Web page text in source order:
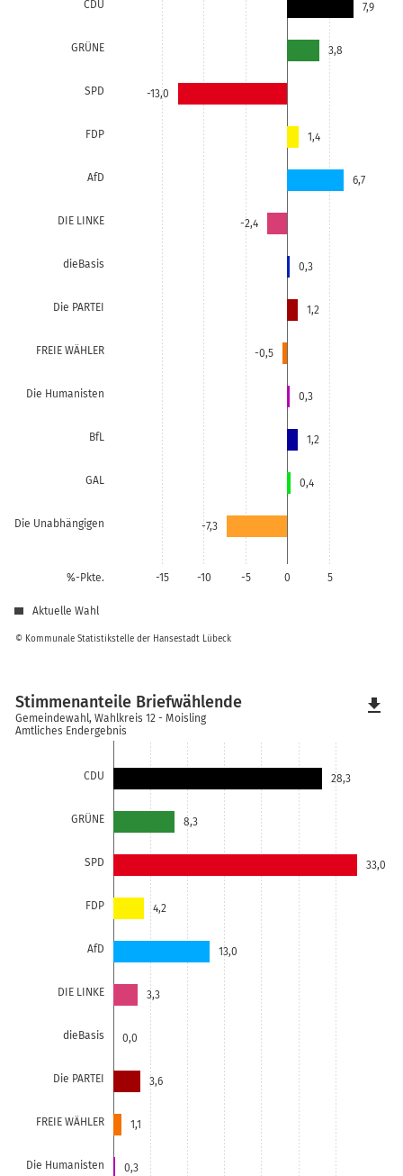
CDU
GRÜNE
SPD
FDP
AfD
DIE LINKE
dieBasis
Die PARTEI
FREIE WÄHLER
Die Humanisten
BfL
GAL
Die Unabhängigen
-15 -10 -5 0 5
%-Pkte.
7,9
3,8
-13,0
1,4
6,7
-2,4
0,3
1,2
-0,5
0,3
1,2
0,4
-7,3
© Kommunale Statistikstelle der Hansestadt Lübeck
Aktuelle Wahl
CDU
GRÜNE
SPD
FDP
AfD
DIE LINKE
dieBasis
Die PARTEI
FREIE WÄHLER
Die Humanisten
28,3
8,3
33,0
4,2
13,0
3,3
0,0
3,6
1,1
0,3
Stimmenanteile Briefwählende
Gemeindewahl, Wahlkreis 12 - Moisling
Amtliches Endergebnis
file_download